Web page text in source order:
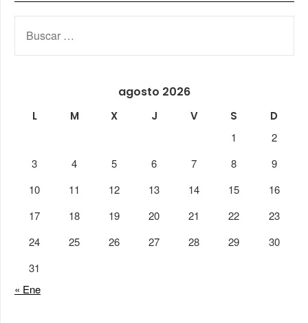
agosto 2026
L M X J V S
D
1
2
3
4 5 6 7 8
9
10
11 12 13 14 15
16
17
18 19 20 21 22
23
24
25 26 27 28 29
30
31
« Ene